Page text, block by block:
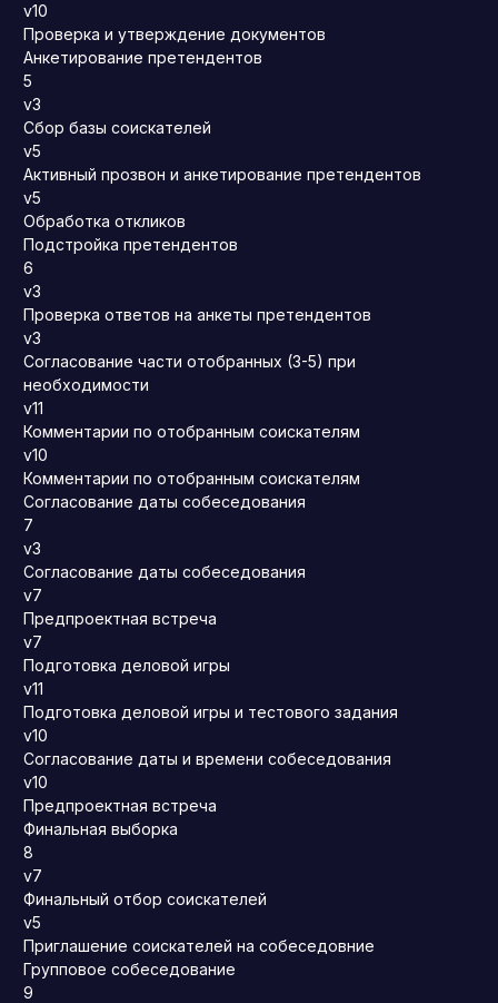
v10
Проверка и утверждение документов
Анкетирование претендентов
5
v3
Сбор базы соискателей
v5
Активный прозвон и анкетирование претендентов
v5
Обработка откликов
Подстройка претендентов
6
v3
Проверка ответов на анкеты претендентов
v3
Согласование части отобранных (3-5) при
необходимости
v11
Комментарии по отобранным соискателям
v10
Комментарии по отобранным соискателям
Согласование даты собеседования
7
v3
Согласование даты собеседования
v7
Предпроектная встреча
v7
Подготовка деловой игры
v11
Подготовка деловой игры и тестового задания
v10
Согласование даты и времени собеседования
v10
Предпроектная встреча
Финальная выборка
8
v7
Финальный отбор соискателей
v5
Приглашение соискателей на собеседовние
Групповое собеседование
9